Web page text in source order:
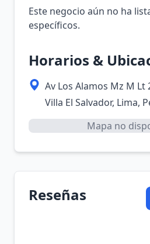
Este negocio aún no ha
específicos.
Horarios &
Av Los Alamos Mz M Lt
Villa El Salvador, Lima,
Mapa no
Reseñas